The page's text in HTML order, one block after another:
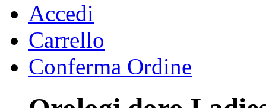
Accedi
Carrello
Conferma Ordine